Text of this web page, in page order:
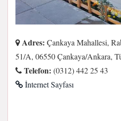
Adres: Çankaya Mahallesi,
51/A, 06550 Çankaya/Ankara,
Telefon: (0312) 442 25 43
İnternet Sayfası